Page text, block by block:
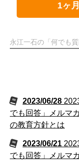
1ヶ
永江一石の「何でも
2023/06/28
でも回答」メルマ
の教育方針とは
2023/06/21
でも回答」メルマ